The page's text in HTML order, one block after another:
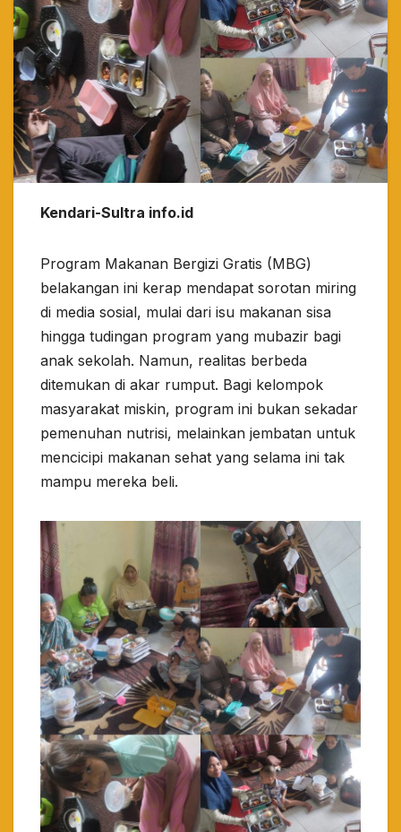
Kendari-Sultra info.id
Program Makanan Bergizi Gratis (MBG)
belakangan ini kerap mendapat sorotan miring
di media sosial, mulai dari isu makanan sisa
hingga tudingan program yang mubazir bagi
anak sekolah. Namun, realitas berbeda
ditemukan di akar rumput. Bagi kelompok
masyarakat miskin, program ini bukan sekadar
pemenuhan nutrisi, melainkan jembatan untuk
mencicipi makanan sehat yang selama ini tak
mampu mereka beli.